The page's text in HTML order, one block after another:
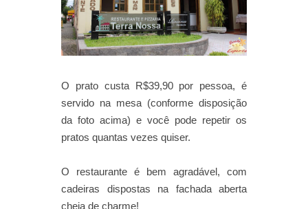
O prato custa R$39,90 por pessoa, é
servido na mesa (conforme disposição
da foto acima) e você pode repetir os
pratos quantas vezes quiser.
O restaurante é bem agradável, com
cadeiras dispostas na fachada aberta
cheia de charme!